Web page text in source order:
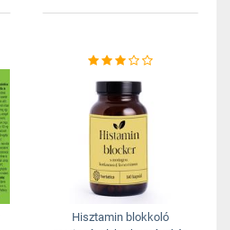
Hisztamin blokkoló